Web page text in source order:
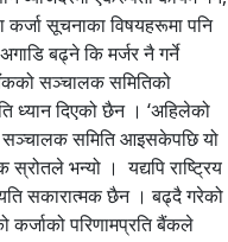
कर्जा सूचनाका विषयहरूमा पनि
बढ्ने कि मर्जर नै गर्ने
सञ्चालक समितिको
ध्यान दिएको छैन । ‘अहिलेको
सञ्चालक समिति आइसकेपछि यो
भन्यो । यद्यपि राष्ट्रिय
सकारात्मक छैन । बढ्दै गरेको
कर्जाको परिणामप्रति बैंकले